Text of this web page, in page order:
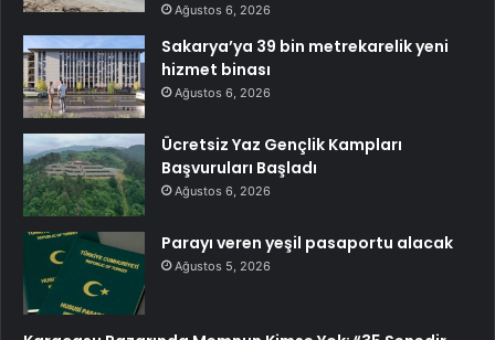
Ağustos 6, 2026
Sakarya’ya 39 bin metrekarelik yeni
hizmet binası
Ağustos 6, 2026
Ücretsiz Yaz Gençlik Kampları
Başvuruları Başladı
Ağustos 6, 2026
Parayı veren yeşil pasaportu alacak
Ağustos 5, 2026